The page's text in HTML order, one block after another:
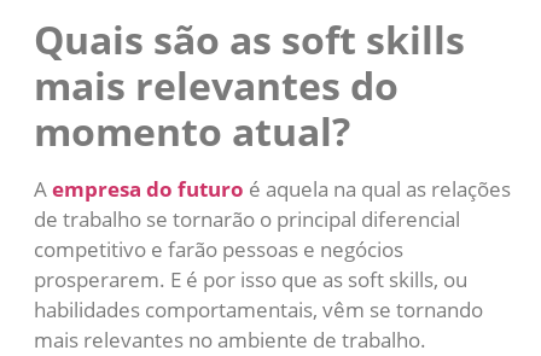
Quais são as soft skills
mais relevantes do
momento atual?
Aempresa do futuro é aquela na qual as relações
de trabalho se tornarão o principal diferencial
competitivo e farão pessoas e negócios
prosperarem. E é por isso que as soft skills, ou
habilidades comportamentais, vêm se tornando
mais relevantes no ambiente de trabalho.